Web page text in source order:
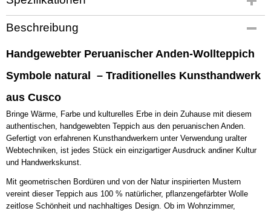
Produktcode
PT5688
Beschreibung
Handgewebter Peruanischer Anden-Wollteppich
Symbole natural – Traditionelles Kunsthandwerk
aus Cusco
Bringe Wärme, Farbe und kulturelles Erbe in dein Zuhause mit diesem
authentischen, handgewebten Teppich aus den peruanischen Anden.
Gefertigt von erfahrenen Kunsthandwerkern unter Verwendung uralter
Webtechniken, ist jedes Stück ein einzigartiger Ausdruck andiner Kultur
und Handwerkskunst.
Mit geometrischen Bordüren und von der Natur inspirierten Mustern
vereint dieser Teppich aus 100 % natürlicher, pflanzengefärbter Wolle
zeitlose Schönheit und nachhaltiges Design. Ob im Wohnzimmer,